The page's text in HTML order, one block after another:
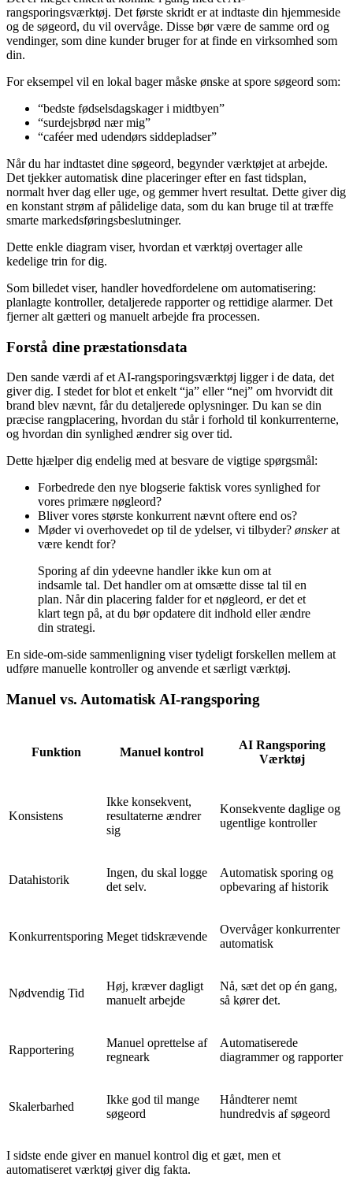
rangsporingsværktøj. Det første skridt er at indtaste din hjemmeside
og de søgeord, du vil overvåge. Disse bør være de samme ord og
vendinger, som dine kunder bruger for at finde en virksomhed som
din.
For eksempel vil en lokal bager måske ønske at spore søgeord som:
“bedste fødselsdagskager i midtbyen”
“surdejsbrød nær mig”
“caféer med udendørs siddepladser”
Når du har indtastet dine søgeord, begynder værktøjet at arbejde.
Det tjekker automatisk dine placeringer efter en fast tidsplan,
normalt hver dag eller uge, og gemmer hvert resultat. Dette giver dig
en konstant strøm af pålidelige data, som du kan bruge til at træffe
smarte markedsføringsbeslutninger.
Dette enkle diagram viser, hvordan et værktøj overtager alle
kedelige trin for dig.
Som billedet viser, handler hovedfordelene om automatisering:
planlagte kontroller, detaljerede rapporter og rettidige alarmer. Det
fjerner alt gætteri og manuelt arbejde fra processen.
Forstå dine præstationsdata
Den sande værdi af et AI-rangsporingsværktøj ligger i de data, det
giver dig. I stedet for blot et enkelt “ja” eller “nej” om hvorvidt dit
brand blev nævnt, får du detaljerede oplysninger. Du kan se din
præcise rangplacering, hvordan du står i forhold til konkurrenterne,
og hvordan din synlighed ændrer sig over tid.
Dette hjælper dig endelig med at besvare de vigtige spørgsmål:
Forbedrede den nye blogserie faktisk vores synlighed for
vores primære nøgleord?
Bliver vores største konkurrent nævnt oftere end os?
Møder vi overhovedet op til de ydelser, vi tilbyder? ønskerat
være kendt for?
Sporing af din ydeevne handler ikke kun om at
indsamle tal. Det handler om at omsætte disse tal til en
plan. Når din placering falder for et nøgleord, er det et
klart tegn på, at du bør opdatere dit indhold eller ændre
din strategi.
En side-om-side sammenligning viser tydeligt forskellen mellem at
udføre manuelle kontroller og anvende et særligt værktøj.
Manuel vs. Automatisk AI-rangsporing
Funktion Manuel kontrol
AI Rangsporing
Værktøj
Konsistens
Ikke konsekvent,
resultaterne ændrer
sig
Konsekvente daglige og
ugentlige kontroller
Datahistorik
Ingen, du skal logge
det selv.
Automatisk sporing og
opbevaring af historik
Konkurrentsporing Meget tidskrævende
Overvåger konkurrenter
automatisk
Nødvendig Tid
Høj, kræver dagligt
manuelt arbejde
Nå, sæt det op én gang,
så kører det.
Rapportering
Manuel oprettelse af
regneark
Automatiserede
diagrammer og rapporter
Skalerbarhed
Ikke god til mange
søgeord
Håndterer nemt
hundredvis af søgeord
I sidste ende giver en manuel kontrol dig et gæt, men et
automatiseret værktøj giver dig fakta.